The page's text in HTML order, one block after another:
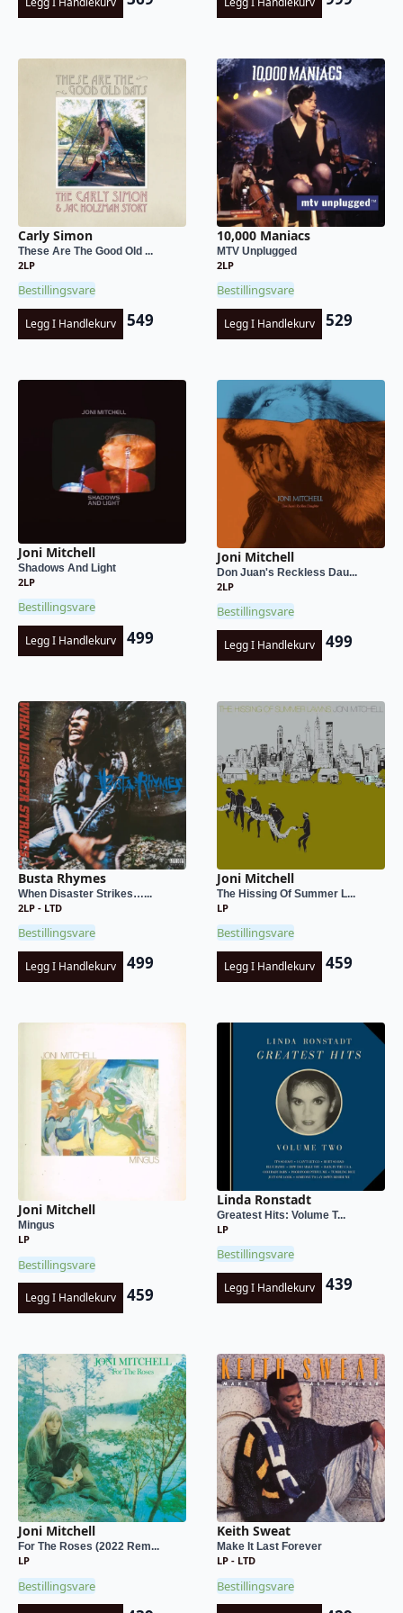
Carly Simon
These Are The Good Old ...
2LP
Bestillingsvare
Legg I Handlekurv 549
10,000 Maniacs
MTV Unplugged
2LP
Bestillingsvare
Legg I Handlekurv 529
Joni Mitchell
Shadows And Light
2LP
Bestillingsvare
Legg I Handlekurv 499
Joni Mitchell
Don Juan's Reckless Dau...
2LP
Bestillingsvare
Legg I Handlekurv 499
Busta Rhymes
When Disaster Strikes…...
2LP - LTD
Bestillingsvare
Legg I Handlekurv 499
Joni Mitchell
The Hissing Of Summer L...
LP
Bestillingsvare
Legg I Handlekurv 459
Joni Mitchell
Mingus
LP
Bestillingsvare
Legg I Handlekurv 459
Linda Ronstadt
Greatest Hits: Volume T...
LP
Bestillingsvare
Legg I Handlekurv 439
Joni Mitchell
For The Roses (2022 Rem...
LP
Bestillingsvare
Keith Sweat
Make It Last Forever
LP - LTD
Bestillingsvare